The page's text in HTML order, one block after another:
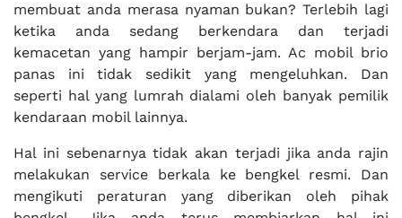
membuat anda merasa nyaman bukan? Terlebih lagi
ketika anda sedang berkendara dan terjadi
kemacetan yang hampir berjam-jam. Ac mobil brio
panas ini tidak sedikit yang mengeluhkan. Dan
seperti hal yang lumrah dialami oleh banyak pemilik
kendaraan mobil lainnya.
Hal ini sebenarnya tidak akan terjadi jika anda rajin
melakukan service berkala ke bengkel resmi. Dan
mengikuti peraturan yang diberikan oleh pihak